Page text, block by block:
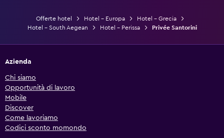
Offerte hotel Hotel - Europa
Hotel - Grecia
Hotel - South Aegean
Hotel - Perissa Privée Santorini
Azienda
Chi siamo
Opportunità di lavoro
Mobile
Discover
Come lavoriamo
Codici sconto momondo